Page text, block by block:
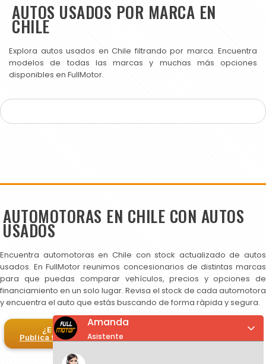
AUTOS USADOS POR MARCA EN
CHILE
Explora autos usados en Chile filtrando por marca. Encuentra
modelos de todas las marcas y muchas más opciones
disponibles en FullMotor.
AUTOMOTORAS EN CHILE CON AUTOS
USADOS
Encuentra automotoras en Chile con stock actualizado de autos
usados. En FullMotor reunimos concesionarios de distintas marcas
para que puedas comparar vehículos, precios y opciones de
financiamiento en un solo lugar. Revisa el stock de cada automotora
y encuentra el auto que estás buscando de forma rápida y segura.
¿Eres automotora?
Publica tus autos en FullMotor
Amanda
Asistente